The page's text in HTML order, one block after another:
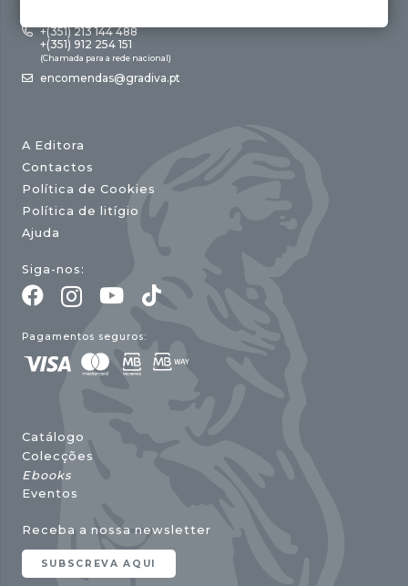
+(351) 213 144 488
+(351) 912 254 151
(Chamada para a rede nacional)
encomendas@gradiva.pt
A Editora
Contactos
Política de Cookies
Política de litígio
Ajuda
Siga-nos:
Pagamentos seguros:
Catálogo
Colecções
Ebooks
Eventos
Receba a nossa newsletter
SUBSCREVA AQUI